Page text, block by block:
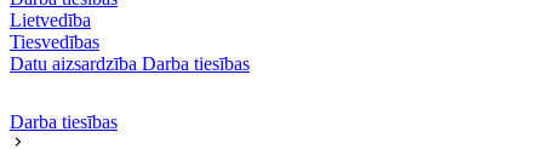
Lietvedība
Tiesvedības
Datu aizsardzība Darba tiesības
Darba tiesības